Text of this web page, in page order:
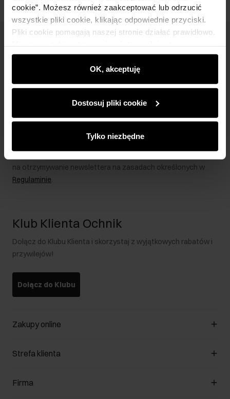
cookie”. Możesz również zaakceptować lub odrzucić
wszystkie pliki cookie, klikając odpowiednie przyciski.
Pliki cookie pomagają naszej stronie działać prawidłowo.
wyświetlać im dopasowane do ich preferencji treści,
rekomendacje oraz komunikaty reklamowe informujące o
najnowszych promocjach w e-sklepie. Informacje o tym,
partnerom społecznościowym, reklamowym i
analitycznym. Partnerzy mogą połączyć te informacje z
podczas korzystania z ich usług.
OK, akceptuję
Dostosuj pliki cookie
Tylko niezbędne
Bądź na bieżąco z nowościami i promocjami!
na otrzymywanie newslettera na zasadach określonych w
Regulaminie.
Klub Klienta Ochnik
Dołącz do Klubu Klienta i skorzystaj z wyjątkowych rabatów i
przywilejów!
Dołącz do Klubu
Zakupy online
Zarządzaj cookies
Formy płatności
Strefa klienta
Klub Klienta
Firma